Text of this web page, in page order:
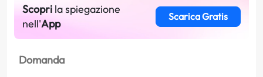
Scopri la spiegazione
nell'App
Scarica Gratis
Domanda